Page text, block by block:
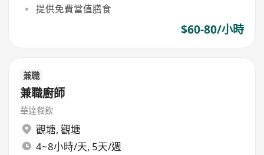
提供免費當值膳食
$60-80/小時
兼職
兼職廚師
華達餐飲
觀塘, 觀塘
4~8小時/天, 5天/週